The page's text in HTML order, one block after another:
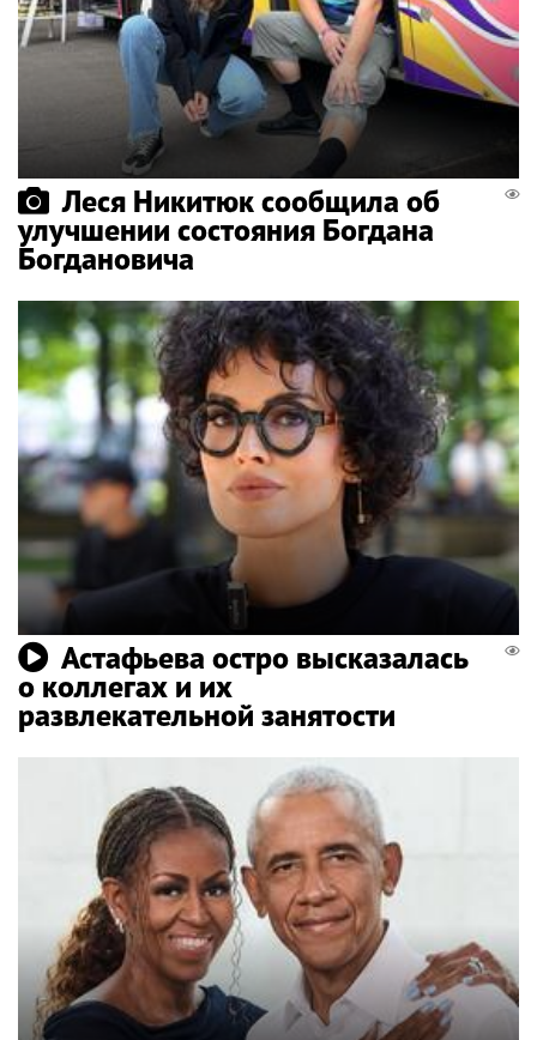
Леся Никитюк сообщила об
улучшении состояния Богдана
Богдановича
Астафьева остро высказалась
о коллегах и их
развлекательной занятости